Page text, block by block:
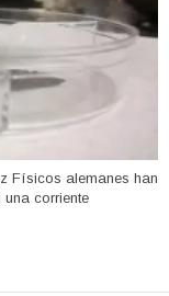
Físicos alemanes han
corriente